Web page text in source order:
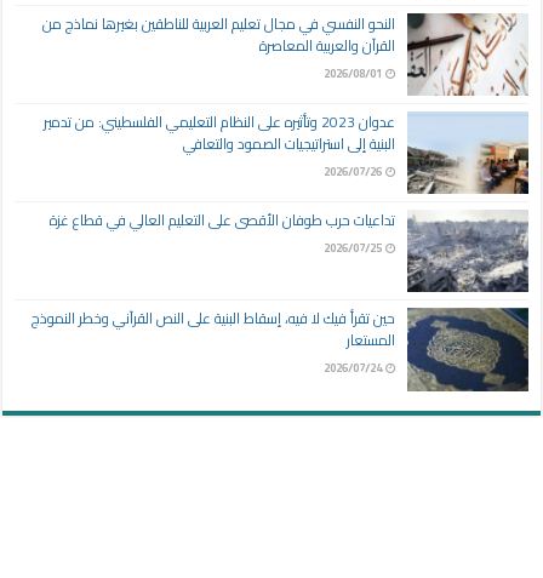
النحو النفسي في مجال تعليم العربية للناطقين بغيرها نماذج من
القرآن والعربية المعاصرة
2026/08/01
عدوان 2023 وتأثيره على النظام التعليمي الفلسطيني: من تدمير
البنية إلى استراتيجيات الصمود والتعافي
2026/07/26
تداعيات حرب طوفان الأقصى على التعليم العالي في قطاع غزة
2026/07/25
حين تقرأ فيك لا فيه، إسقاط البنية على النص القرآني وخطر النموذج
المستعار
2026/07/24